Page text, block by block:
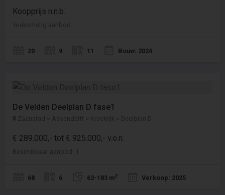
Koopprijs n.n.b.
Toekomstig aanbod
20 9 11 Bouw: 2024
De Velden Deelplan D fase1
Zaanstad > Assendelft > Kreekrijk > Deelplan D
€ 289.000,- tot € 925.000,- v.o.n.
Beschikbaar aanbod: 1
68 6 62-183 m2 Verkoop: 2025